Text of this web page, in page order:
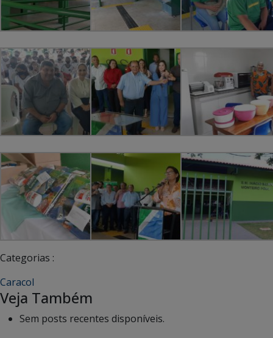
Categorias :
Caracol
Veja Também
Sem posts recentes disponíveis.